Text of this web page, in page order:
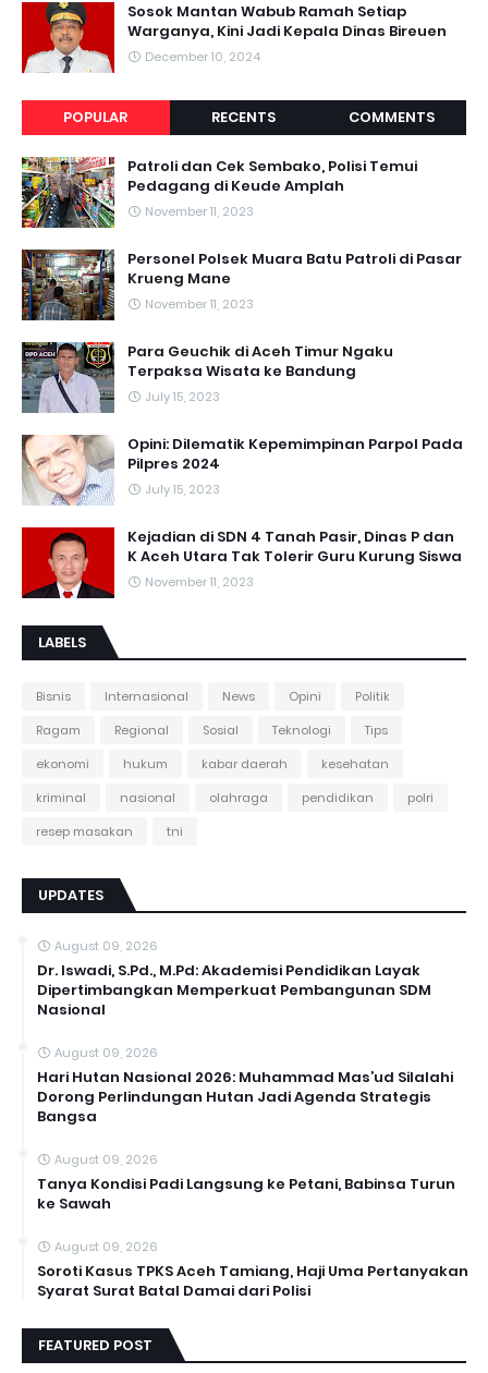
Sosok Mantan Wabub Ramah Setiap
Warganya, Kini Jadi Kepala Dinas Bireuen
December 10, 2024
POPULAR RECENTS COMMENTS
Patroli dan Cek Sembako, Polisi Temui
Pedagang di Keude Amplah
November 11, 2023
Personel Polsek Muara Batu Patroli di Pasar
Krueng Mane
November 11, 2023
Para Geuchik di Aceh Timur Ngaku
Terpaksa Wisata ke Bandung
July 15, 2023
Opini: Dilematik Kepemimpinan Parpol Pada
Pilpres 2024
July 15, 2023
Kejadian di SDN 4 Tanah Pasir, Dinas P dan
K Aceh Utara Tak Tolerir Guru Kurung Siswa
November 11, 2023
LABELS
Bisnis Internasional News Opini
Politik
Ragam
Regional Sosial Teknologi
Tips
ekonomi
hukum kabar daerah
kesehatan
kriminal
nasional olahraga pendidikan
polri
resep masakan
tni
UPDATES
August 09, 2026
Dr. Iswadi, S.Pd., M.Pd: Akademisi Pendidikan Layak
Dipertimbangkan Memperkuat Pembangunan SDM
Nasional
August 09, 2026
Hari Hutan Nasional 2026: Muhammad Mas’ud Silalahi
Dorong Perlindungan Hutan Jadi Agenda Strategis
Bangsa
August 09, 2026
Tanya Kondisi Padi Langsung ke Petani, Babinsa Turun
ke Sawah
August 09, 2026
Soroti Kasus TPKS Aceh Tamiang, Haji Uma Pertanyakan
Syarat Surat Batal Damai dari Polisi
FEATURED POST